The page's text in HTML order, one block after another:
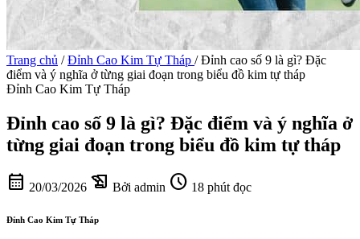
Trang chủ / Đỉnh Cao Kim Tự Tháp / Đỉnh cao số 9 là gì? Đặc
điểm và ý nghĩa ở từng giai đoạn trong biểu đồ kim tự tháp
Đỉnh Cao Kim Tự Tháp
Đỉnh cao số 9 là gì? Đặc điểm và ý nghĩa ở
từng giai đoạn trong biểu đồ kim tự tháp
calendar_month 20/03/2026 history_edu Bởi admin schedule 18 phút đọc
Đỉnh Cao Kim Tự Tháp